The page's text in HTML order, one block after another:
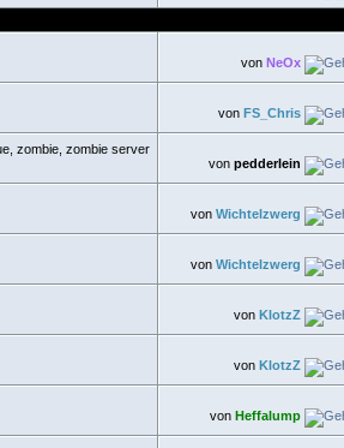
von NeOx
von FS_Chris
von pedderlein
von Wichtelzwerg
von Wichtelzwerg
von KlotzZ
von KlotzZ
von Heffalump